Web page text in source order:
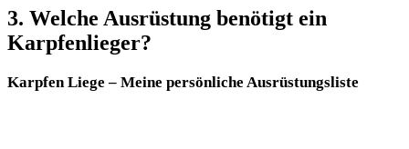
3. Welche Ausrüstung benötigt ein
Karpfenlieger?
Karpfen Liege – Meine persönliche Ausrüstungsliste